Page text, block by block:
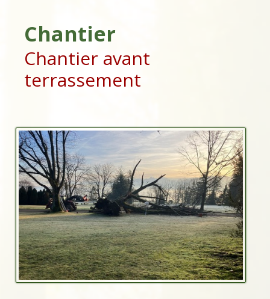
Chantier
Chantier avant
terrassement